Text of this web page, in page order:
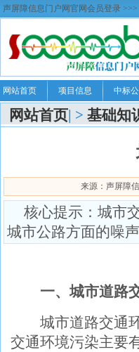
声屏障信息门户网官网会员登录 >>>
网站首页 项目信息 中标
网站首页| > 基础知
来源：声屏障
核心提示：城市
城市公路方面的噪声
一、城市道路
城市道路交通环
交通环境污染主要